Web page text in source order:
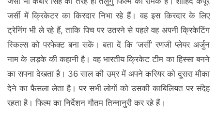
जर्सी में क्रिकेटर का किरदार निभा रहे हैं। वह इस किरदार के लिए
ट्रेनिंग भी ले रहे हैं, ताकि पिच पर उतरने से पहले वह अपनी क्रिकेटिंग
स्किल्स को परफेक्ट बना सकें। बता दें कि ‘जर्सी’ रणजी प्लेयर अर्जुन
नाम के लड़के की कहानी है। वह भारतीय क्रिकेट टीम का हिस्सा बनने
का सपना देखता है। 36 साल की उम्र में अपने करियर को दूसरा मौका
देने का फैसला लेता है। पर सभी लोगों को उसकी काबिलियत पर संदेह
रहता है। फिल्म का निर्देशन गौतम तिन्नानुरी कर रहे हैं।